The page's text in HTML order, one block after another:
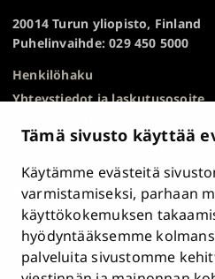
Tämä sivusto käyttää
Käytämme evästeitä
varmistamiseksi, parhaan
käyttökokemuksen
hyödyntääksemme
palveluita sivustomme
20014 Turun yliopisto, Finland
Puhelinvaihde: 029 450 5000
Henkilöhaku
Yhteystiedot ja laskutusosoite
HR Excellence in Research
Tietosuojailmoitus
Asiakirjajulkisuuskuvaus ja
Väärinkäytösepäilyt
Saavutettavuusseloste
Palaute